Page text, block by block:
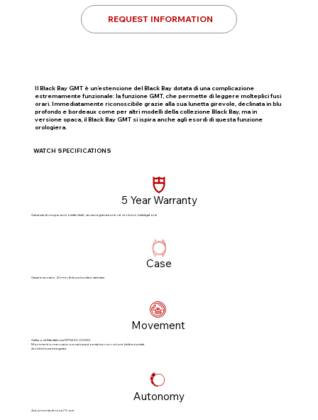
REQUEST INFORMATION
Il Black Bay GMT è un’estensione del Black Bay dotata di una complicazione
estremamente funzionale: la funzione GMT, che permette di leggere molteplici fusi
orari. Immediatamente riconoscibile grazie alla sua lunetta girevole, declinata in blu
profondo e bordeaux come per altri modelli della collezione Black Bay, ma in
versione opaca, il Black Bay GMT si ispira anche agli esordi di questa funzione
orologiera.
WATCH SPECIFICATIONS
5 Year Warranty
Garanzia di cinque anni, trasferibile, senza registrazione né revisioni obbligatorie​
Case
Cassa in acciaio, 41 mm, finitura lucida e satinata
Movement
Calibro di Manifattura MT5652 (COSC)
Movimento meccanico a carica automatica con rotore bidirezionale
Architettura integrata
Autonomy
Autonomia di circa 70 ore